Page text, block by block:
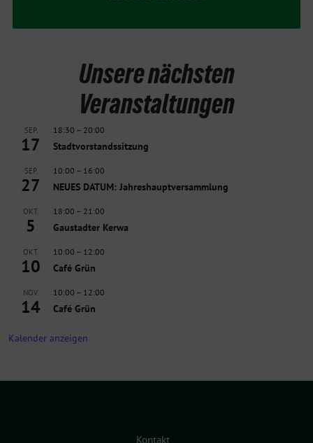
Unsere nächsten
Veranstaltungen
SEP.
17
18:30 – 20:00
Stadtvorstandssitzung
SEP.
27
10:00 – 16:00
NEUES DATUM: Jahreshauptversammlung
OKT.
5
18:00 – 21:00
Gaustadter Kerwa
OKT.
10
10:00 – 12:00
Café Grün
NOV.
14
10:00 – 12:00
Café Grün
Kalender anzeigen
Kontakt